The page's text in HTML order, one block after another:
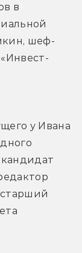
в
шеф-
у Ивана
кандидат
старший